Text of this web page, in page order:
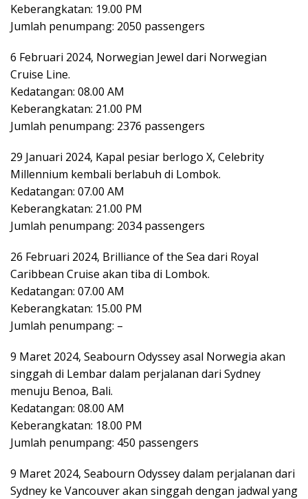
Keberangkatan: 19.00 PM
Jumlah penumpang: 2050 passengers
6 Februari 2024, Norwegian Jewel dari Norwegian
Cruise Line.
Kedatangan: 08.00 AM
Keberangkatan: 21.00 PM
Jumlah penumpang: 2376 passengers
29 Januari 2024, Kapal pesiar berlogo X, Celebrity
Millennium kembali berlabuh di Lombok.
Kedatangan: 07.00 AM
Keberangkatan: 21.00 PM
Jumlah penumpang: 2034 passengers
26 Februari 2024, Brilliance of the Sea dari Royal
Caribbean Cruise akan tiba di Lombok.
Kedatangan: 07.00 AM
Keberangkatan: 15.00 PM
Jumlah penumpang: –
9 Maret 2024, Seabourn Odyssey asal Norwegia akan
singgah di Lembar dalam perjalanan dari Sydney
menuju Benoa, Bali.
Kedatangan: 08.00 AM
Keberangkatan: 18.00 PM
Jumlah penumpang: 450 passengers
9 Maret 2024, Seabourn Odyssey dalam perjalanan dari
Sydney ke Vancouver akan singgah dengan jadwal yang